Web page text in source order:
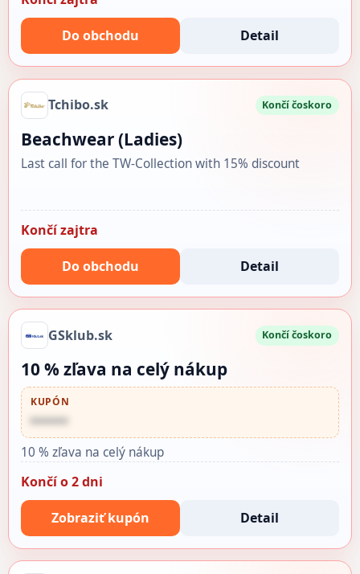
Do obchodu Detail
Tchibo.sk Končí čoskoro
Beachwear (Ladies)
Last call for the TW-Collection with 15% discount
Končí zajtra
Do obchodu Detail
GSklub.sk Končí čoskoro
10 % zľava na celý nákup
KUPÓN
••••••
10 % zľava na celý nákup
Končí o 2 dni
Zobraziť kupón Detail